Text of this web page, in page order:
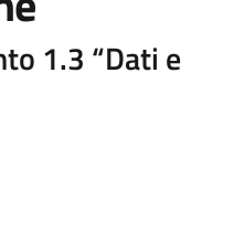
1.3 “Dati e